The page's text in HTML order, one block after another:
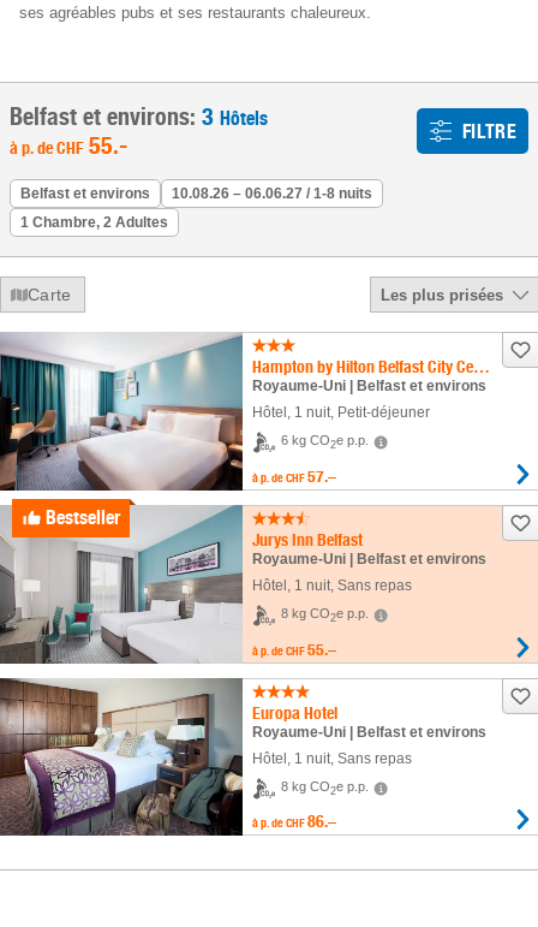
ses agréables pubs et ses restaurants chaleureux.
Belfast et environs: 3 Hôtels
à p. deCHF 55.- FILTRE
Belfast et environs
10.08.26 – 06.06.27 / 1-8 nuits
1 Chambre, 2 Adultes
Carte Les plus prisées
Hampton by Hilton Belfast City Centre
Royaume-Uni | Belfast et environs
Hôtel , 1 nuit, Petit-déjeuner
6 kg CO2e p.p.
à p. de CHF 57.–
Bestseller
Jurys Inn Belfast
Royaume-Uni | Belfast et environs
Hôtel 1 nuit, Sans repas
8 kg CO2e p.p.
à p. de CHF 55.–
Europa Hotel
Royaume-Uni | Belfast et environs
Hôtel 1 nuit, Sans repas
8 kg CO2e p.p.
à p. de CHF 86.–